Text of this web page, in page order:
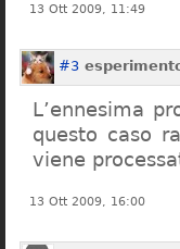
13 Ott 2009, 11:49
#3
L’ennesima
questo caso
viene
13 Ott 2009, 16:00